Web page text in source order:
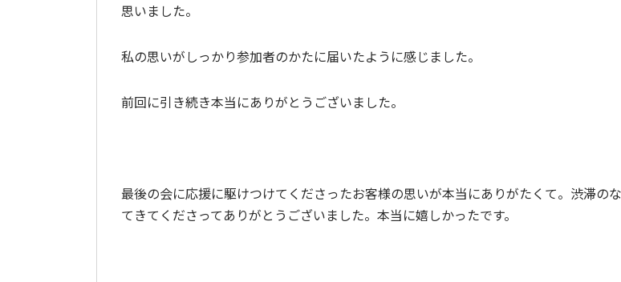
思いました。
私の思いがしっかり参加者のかたに届いたように感じました。
前回に引き続き本当にありがとうございました。
最後の会に応援に駆けつけてくださったお客様の思いが本当にありがたくて。渋滞の
てきてくださってありがとうございました。本当に嬉しかったです。